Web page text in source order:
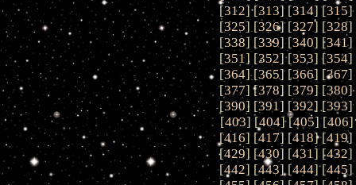
[312] [313] [314] [315]
[325] [326] [327] [328]
[338] [339] [340] [341]
[351] [352] [353] [354]
[364] [365] [366] [367]
[377] [378] [379] [380]
[390] [391] [392] [393]
[403] [404] [405] [406]
[416] [417] [418] [419]
[429] [430] [431] [432]
[442] [443] [444] [445]